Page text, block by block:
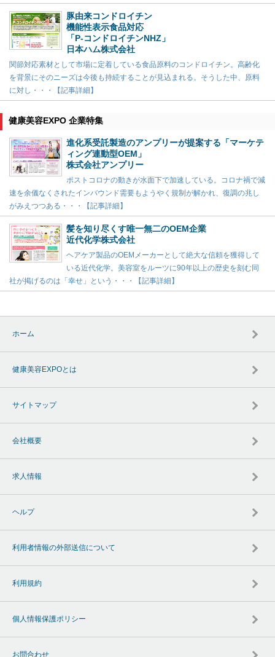
豚由来コンドロイチン
機能性表示食品対応
「P-コンドロイチンNHZ」
日本ハム株式会社
関節対応素材として市場に定着している食品原料のコンドロイチン。高齢化
を背景にそのニーズは今後も持続することが見込まれる。そうした中、原料
に対し・・・【記事詳細】
健康美容EXPO 企業特集
進化系受託製造のアンプリーが提案する「マーケテ
ィング連動型OEM」
株式会社アンプリー
ポストコロナの動きが水面下で加速している。コロナ禍で減
速を余儀なくされたインバウンド需要もようやく規制が解かれ、復調の兆し
がみえつつある・・・【記事詳細】
髪を知り尽くす唯一無二のOEM企業
近代化学株式会社
ヘアケア製品のOEMメーカーとして絶大な信頼を獲得して
いる近代化学。美容室をルーツに90年以上の歴史を刻む同
社が掲げるのは「幸せ」という・・・【記事詳細】
ホーム
健康美容EXPOとは
サイトマップ
会社概要
求人情報
ヘルプ
利用者情報の外部送信について
利用規約
個人情報保護ポリシー
お問合わせ